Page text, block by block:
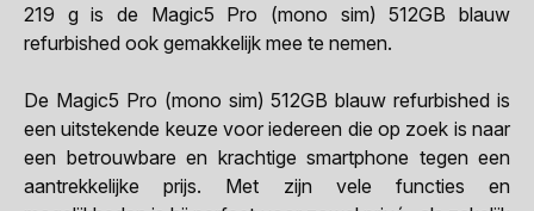
219 g is de Magic5 Pro (mono sim) 512GB blauw
refurbished ook gemakkelijk mee te nemen.
De Magic5 Pro (mono sim) 512GB blauw refurbished is
een uitstekende keuze voor iedereen die op zoek is naar
een betrouwbare en krachtige smartphone tegen een
aantrekkelijke prijs. Met zijn vele functies en